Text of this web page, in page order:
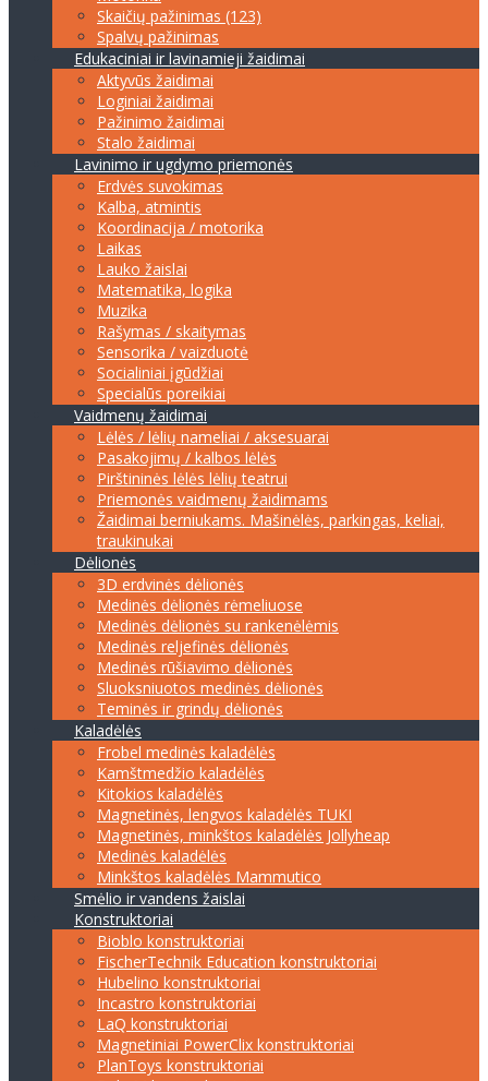
Skaičių pažinimas (123)
Spalvų pažinimas
Edukaciniai ir lavinamieji žaidimai
Aktyvūs žaidimai
Loginiai žaidimai
Pažinimo žaidimai
Stalo žaidimai
Lavinimo ir ugdymo priemonės
Erdvės suvokimas
Kalba, atmintis
Koordinacija / motorika
Laikas
Lauko žaislai
Matematika, logika
Muzika
Rašymas / skaitymas
Sensorika / vaizduotė
Socialiniai įgūdžiai
Specialūs poreikiai
Vaidmenų žaidimai
Lėlės / lėlių nameliai / aksesuarai
Pasakojimų / kalbos lėlės
Pirštininės lėlės lėlių teatrui
Priemonės vaidmenų žaidimams
Žaidimai berniukams. Mašinėlės, parkingas, keliai,
traukinukai
Dėlionės
3D erdvinės dėlionės
Medinės dėlionės rėmeliuose
Medinės dėlionės su rankenėlėmis
Medinės reljefinės dėlionės
Medinės rūšiavimo dėlionės
Sluoksniuotos medinės dėlionės
Teminės ir grindų dėlionės
Kaladėlės
Frobel medinės kaladėlės
Kamštmedžio kaladėlės
Kitokios kaladėlės
Magnetinės, lengvos kaladėlės TUKI
Magnetinės, minkštos kaladėlės Jollyheap
Medinės kaladėlės
Minkštos kaladėlės Mammutico
Smėlio ir vandens žaislai
Konstruktoriai
Bioblo konstruktoriai
FischerTechnik Education konstruktoriai
Hubelino konstruktoriai
Incastro konstruktoriai
LaQ konstruktoriai
Magnetiniai PowerClix konstruktoriai
PlanToys konstruktoriai